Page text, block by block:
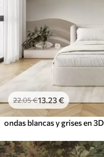
22.05€13 .23€
ondas blancas y grises en 3D